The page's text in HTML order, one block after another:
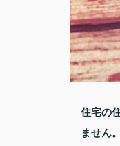
住宅の
ません。